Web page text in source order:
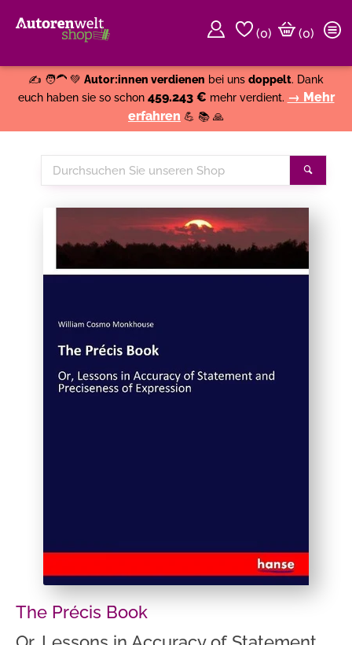
(0)
(0)
✍️ 🧑‍🦱 💚 Autor:innen verdienen bei uns doppelt. Dank
euch haben sie so schon 459.243 € mehr verdient. → Mehr
erfahren 💪 📚 🙏
Durchsuchen
Sie
The Précis Book